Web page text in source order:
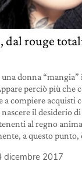
dal rouge
donna “mangia”
perciò più che
a compiere acquisti
nascere il desiderio
al regno
a questo punto,
dicembre 2017